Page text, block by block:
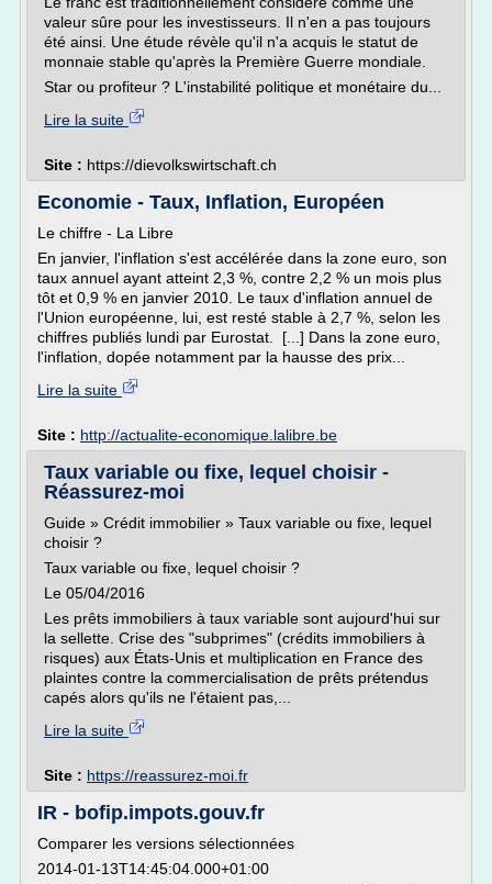
valeur sûre pour les investisseurs. Il n'en a pas toujours
été ainsi. Une étude révèle qu'il n'a acquis le statut de
monnaie stable qu'après la Première Guerre mondiale.
Star ou profiteur ? L'instabilité politique et monétaire du...
Lire la suite
Site : https://dievolkswirtschaft.ch
Economie - Taux, Inflation, Européen
Le chiffre - La Libre
En janvier, l'inflation s'est accélérée dans la zone euro, son
taux annuel ayant atteint 2,3 %, contre 2,2 % un mois plus
tôt et 0,9 % en janvier 2010. Le taux d'inflation annuel de
l'Union européenne, lui, est resté stable à 2,7 %, selon les
chiffres publiés lundi par Eurostat. [...] Dans la zone euro,
l'inflation, dopée notamment par la hausse des prix...
Lire la suite
Site : http://actualite-economique.lalibre.be
Taux variable ou fixe, lequel choisir -
Réassurez-moi
Guide » Crédit immobilier » Taux variable ou fixe, lequel
choisir ?
Taux variable ou fixe, lequel choisir ?
Le 05/04/2016
Les prêts immobiliers à taux variable sont aujourd'hui sur
la sellette. Crise des "subprimes" (crédits immobiliers à
risques) aux États-Unis et multiplication en France des
plaintes contre la commercialisation de prêts prétendus
capés alors qu'ils ne l'étaient pas,...
Lire la suite
Site : https://reassurez-moi.fr
IR - bofip.impots.gouv.fr
Comparer les versions sélectionnées
2014-01-13T14:45:04.000+01:00